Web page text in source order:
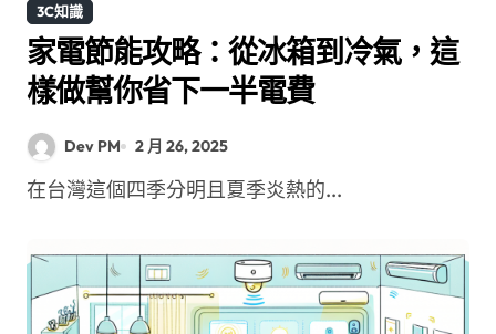
3C知識
家電節能攻略：從冰箱到冷氣，這
樣做幫你省下一半電費
Dev PM 2 月 26, 2025
在台灣這個四季分明且夏季炎熱的...